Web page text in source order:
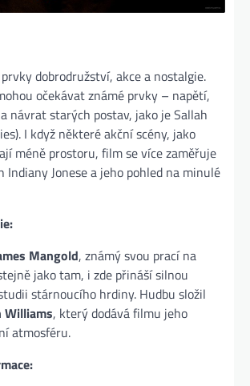
dobrodružství, akce a nostalgie.
očekávat známé prvky – napětí,
návrat starých postav, jako je Sallah
I když některé akční scény, jako
méně prostoru, film se více zaměřuje
Indiany Jonese a jeho pohled na minulé
Mangold, známý svou prací na
jako tam, i zde přináší silnou
stárnoucího hrdiny. Hudbu složil
Williams, který dodává filmu jeho
atmosféru​.